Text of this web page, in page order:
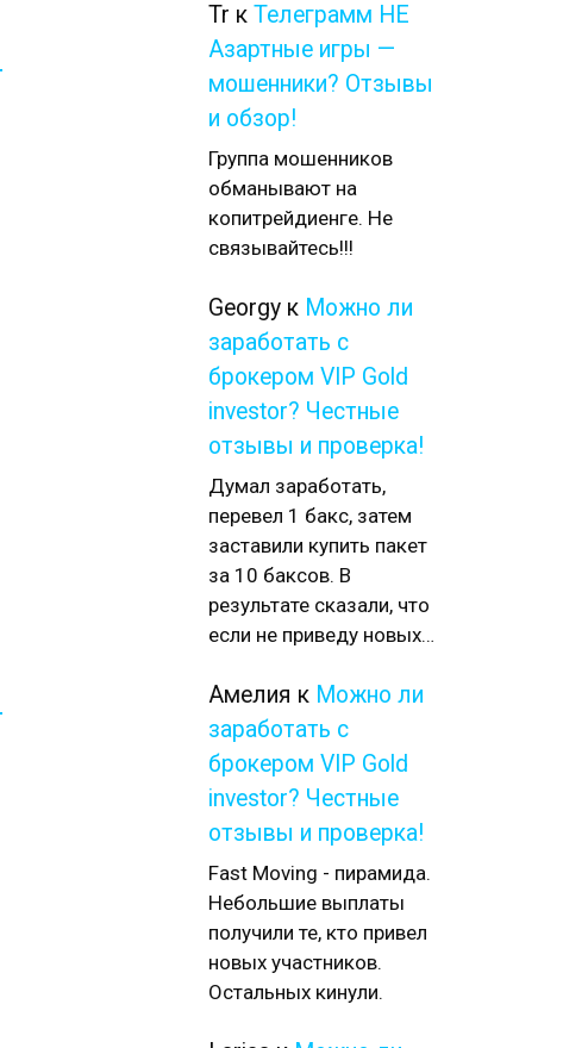
Tr кТелеграмм НЕ
Азартные игры —
мошенники? Отзывы
и обзор!
Группа мошенников
обманывают на
копитрейдиенге. Не
связывайтесь!!!
Georgy к Можно ли
заработать с
брокером VIP Gold
investor? Честные
отзывы и проверка!
Думал заработать,
перевел 1 бакс, затем
заставили купить пакет
за 10 баксов. В
результате сказали, что
если не приведу новых…
Амелия к Можно ли
заработать с
брокером VIP Gold
investor? Честные
отзывы и проверка!
Fast Moving - пирамида.
Небольшие выплаты
получили те, кто привел
новых участников.
Остальных кинули.